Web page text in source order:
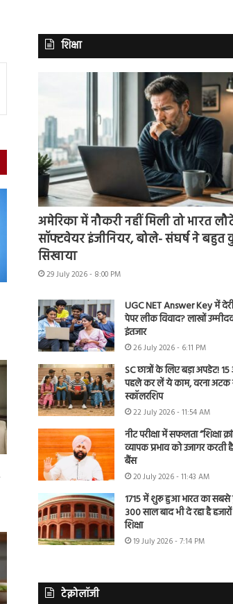
शिक्षा
अमेरिका में नौकरी नहीं मिली तो भारत
सॉफ्टवेयर इंजीनियर, बोले- संघर्ष ने
सिखाया
29 July 2026 - 8:00 PM
UGC NET Answer Key में
पेपर लीक विवाद? लाखों
इंतजार
26 July 2026 - 6:11 PM
SC छात्रों के लिए बड़ा अपडेट!
पहले कर लें ये काम, वरना
स्कॉलरशिप
22 July 2026 - 11:54 AM
नीट परीक्षा में सफलता “शिक्षा
व्यापक प्रभाव को उजागर करती है:
बैंस
20 July 2026 - 11:43 AM
1715 में शुरू हुआ भारत का सबसे
300 साल बाद भी दे रहा है हजारों
शिक्षा
19 July 2026 - 7:14 PM
टेक्नोलॉजी